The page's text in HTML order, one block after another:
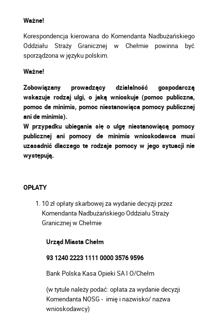
Ważne!
Korespondencja kierowana do Komendanta Nadbużańskiego
Oddziału Straży Granicznej w Chełmie powinna być
sporządzona w języku polskim.
Ważne!
Zobowiązany prowadzący działalność gospodarczą
wskazuje rodzaj ulgi, o jaką wnioskuje (pomoc publiczna,
pomoc de minimis, pomoc niestanowiąca pomocy publicznej
ani de minimis).
W przypadku ubiegania się o ulgę niestanowiącą pomocy
publicznej ani pomocy de minimis wnioskodawca musi
uzasadnić dlaczego te rodzaje pomocy w jego sytuacji nie
występują.
OPŁATY
10 zł opłaty skarbowej za wydanie decyzji przez
Komendanta Nadbużańskiego Oddziału Straży
Granicznej w Chełmie
Urząd Miasta Chełm
93 1240 2223 1111 0000 3576 9596
Bank Polska Kasa Opieki SA I O/Chełm
(w tytule należy podać: opłata za wydanie decyzji
Komendanta NOSG - imię i nazwisko/ nazwa
wnioskodawcy)